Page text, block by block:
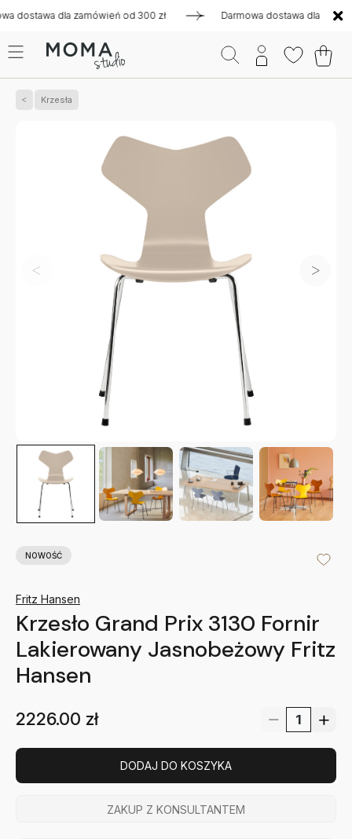
dla zamówień od 300 zł Darmowa dostawa dla
Krzesła
NOWOŚĆ
Fritz Hansen
Krzesło Grand Prix 3130 Fornir
Lakierowany Jasnobeżowy Fritz
Hansen
2226.00 zł
DODAJ DO KOSZYKA
ZAKUP Z KONSULTANTEM